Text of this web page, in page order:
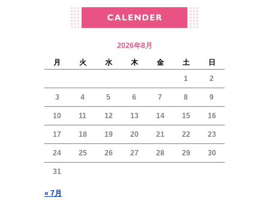
2026年8月
月
火 水 木 金 土
日
1
2
3 4 5 6 7 8 9
10 11 12 13 14 15 16
17 18 19 20 21 22 23
24 25 26 27 28 29 30
31
« 7月